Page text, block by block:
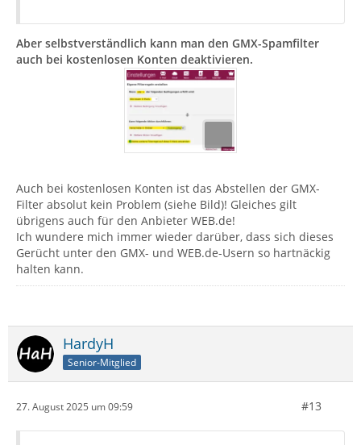
Aber selbstverständlich kann man den GMX-Spamfilter
auch bei kostenlosen Konten deaktivieren.
Auch bei kostenlosen Konten ist das Abstellen der GMX-
Filter absolut kein Problem (siehe Bild)! Gleiches gilt
übrigens auch für den Anbieter WEB.de!
Ich wundere mich immer wieder darüber, dass sich dieses
Gerücht unter den GMX- und WEB.de-Usern so hartnäckig
halten kann.
HardyH
Senior-Mitglied
27. August 2025 um 09:59 #13